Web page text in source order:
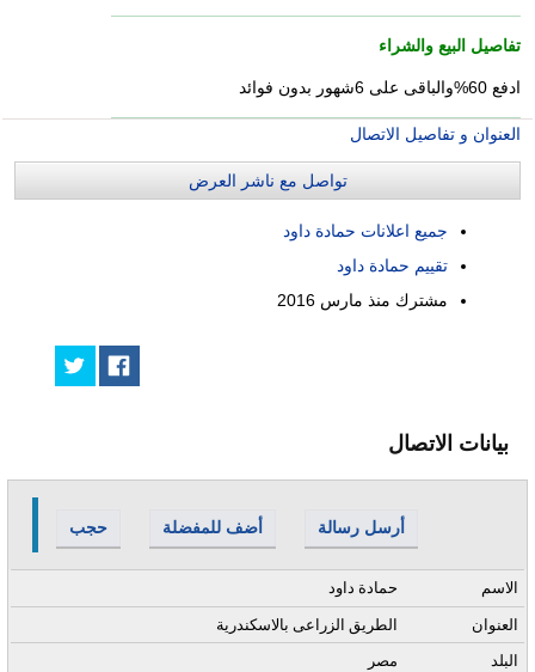
تفاصيل البيع والشراء
ادفع 60%والباقى على 6شهور بدون فوائد
العنوان و تفاصيل الاتصال
تواصل مع ناشر العرض
جميع اعلانات حمادة داود
تقييم حمادة داود
مشترك منذ مارس 2016
بيانات الاتصال
حجب أضف للمفضلة أرسل رسالة
حمادة داود الاسم
الطريق الزراعى بالاسكندرية
العنوان
مصر
البلد